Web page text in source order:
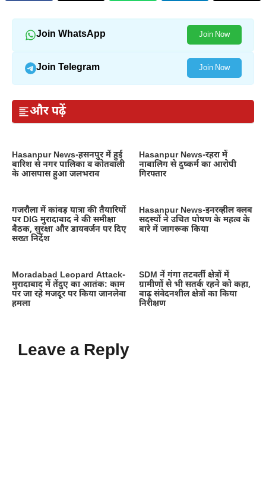
Join WhatsApp Join Now
Join Telegram Join Now
और पढ़ें
Hasanpur News-हसनपुर में हुई
बारिश से नगर पालिका व कोतवाली
के आसपास हुआ जलभराव
Hasanpur News-रहरा में
नाबालिग से दुष्कर्म का आरोपी
गिरफ्तार
गजरौला में कांवड़ यात्रा की तैयारियों
पर DIG मुरादाबाद ने की समीक्षा
बैठक, सुरक्षा और डायवर्जन पर दिए
सख्त निर्देश
Hasanpur News-इनरव्हील क्लब
सदस्यों ने उचित पोषण के महत्व के
बारे में जागरूक किया
Moradabad Leopard Attack-
मुरादाबाद में तेंदुए का आतंक: काम
पर जा रहे मजदूर पर किया जानलेवा
हमला
SDM नें गंगा तटवर्ती क्षेत्रों में
ग्रामीणों से भी सतर्क रहने को कहा,
बाढ़ संवेदनशील क्षेत्रों का किया
निरीक्षण
Leave a Reply